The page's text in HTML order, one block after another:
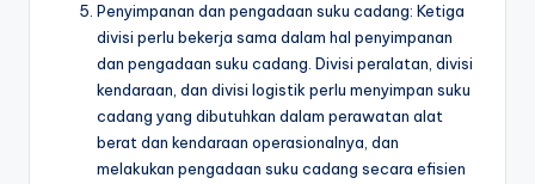
Penyimpanan dan pengadaan suku cadang: Ketiga
divisi perlu bekerja sama dalam hal penyimpanan
dan pengadaan suku cadang. Divisi peralatan, divisi
kendaraan, dan divisi logistik perlu menyimpan suku
cadang yang dibutuhkan dalam perawatan alat
berat dan kendaraan operasionalnya, dan
melakukan pengadaan suku cadang secara efisien